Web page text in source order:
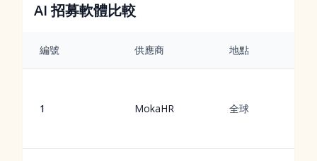
AI 招募軟體比較
編號 供應商 地點
1 MokaHR 全球